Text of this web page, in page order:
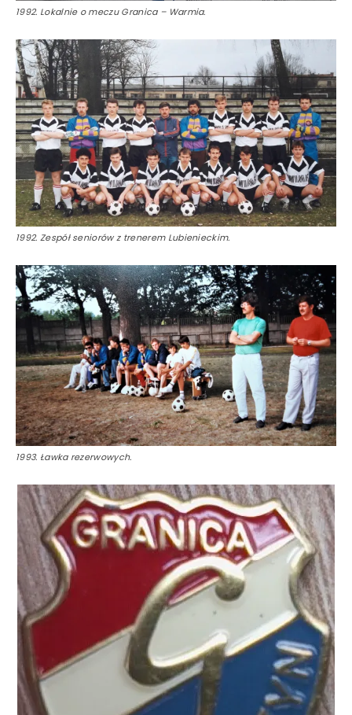
1992. Lokalnie o meczu Granica – Warmia.
1992. Zespół seniorów z trenerem Lubienieckim.
1993. Ławka rezerwowych.